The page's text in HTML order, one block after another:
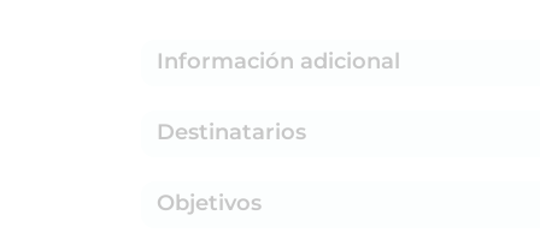
Información adicional
Destinatarios
Objetivos